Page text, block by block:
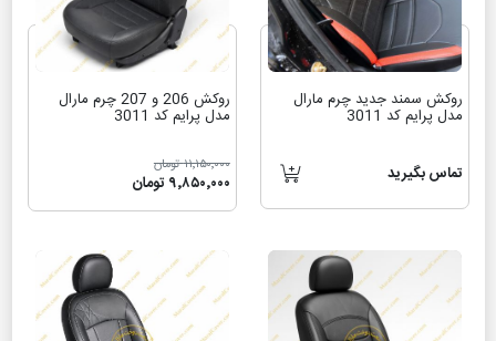
روکش سمند جدید چرم مارال
مدل پرایم کد 3011
تماس بگیرید
روکش 206 و 207 چرم مارال
مدل پرایم کد 3011
۱۱٬۱۵۰٬۰۰۰ تومان
۹٬۸۵۰٬۰۰۰ تومان